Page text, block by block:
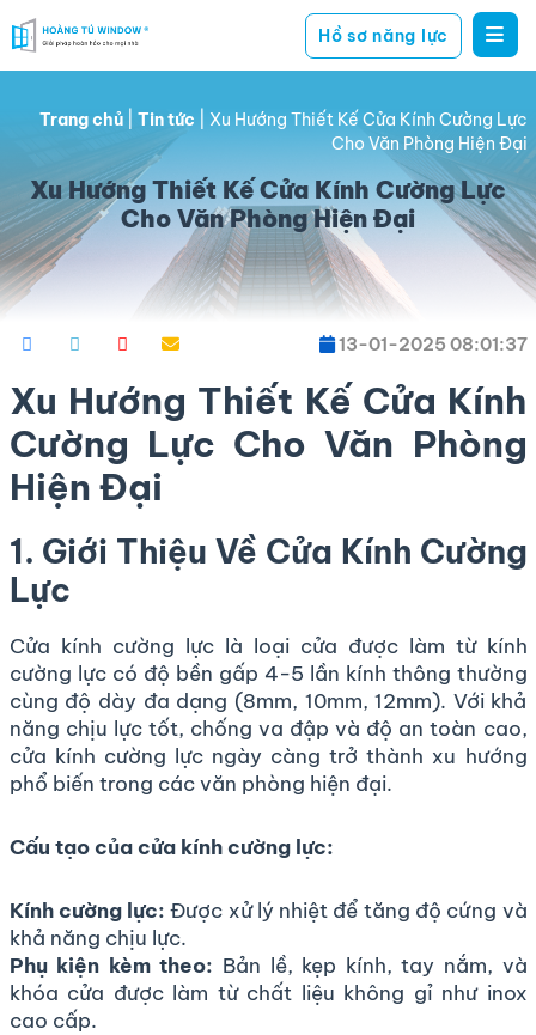
Hoàng
Window
giải
hoàn
cho
mọi
nhà
Hồ sơ năng lực
Trang chủ| Tin tức
Xu Hướng Thiết Kế Cửa Kính Cường Lực
Cho Văn Phòng Hiện Đại
Xu Hướng Thiết Kế Cửa Kính Cường Lực
Cho Văn Phòng Hiện Đại
13-01-2025 08:01:37
Xu Hướng Thiết Kế Cửa Kính
Cường Lực Cho Văn Phòng
Hiện Đại
1. Giới Thiệu Về Cửa Kính Cường
Lực
Cửa kính cường lực là loại cửa được làm từ kính
cường lực có độ bền gấp 4-5 lần kính thông thường
cùng độ dày đa dạng (8mm, 10mm, 12mm). Với khả
năng chịu lực tốt, chống va đập và độ an toàn cao,
cửa kính cường lực ngày càng trở thành xu hướng
phổ biến trong các văn phòng hiện đại.
Cấu tạo của cửa kính cường lực:
Kính cường lực: Được xử lý nhiệt để tăng độ cứng và
khả năng chịu lực.
Phụ kiện kèm theo: Bản lề, kẹp kính, tay nắm, và
khóa cửa được làm từ chất liệu không gỉ như inox
cao cấp.